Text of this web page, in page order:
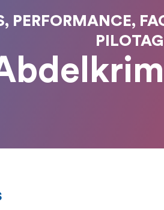
PERFORMANCE,